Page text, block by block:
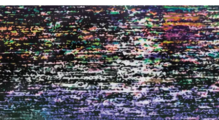
Julietaé o disco do singleCasos de Colômbia,que
assume referências de Radiohead e Chico Buarque, mas
também mistura emanações de Arctic Monkeys e
guitarras em clima de blues pós-punk. A faixa tem
participação de Mariana Estol nos vocais, e uma letra que
mete o dedo na ferida das expectativas que, muitas
vezes, não representam nada (“nunca que você vai
encontrar dentro do armário / algo lendário, é tudo
vestuário / sabe aquela luz que a gente vê de madrugada
/ é quase nada, mas satisfaz a alma”).